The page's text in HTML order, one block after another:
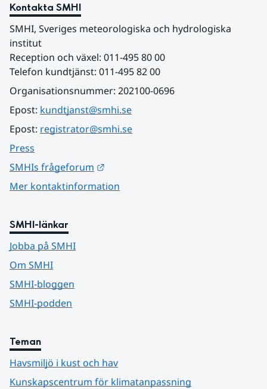
Kontakta SMHI
SMHI, Sveriges meteorologiska och hydrologiska
institut
Reception och växel: 011-495 80 00
Telefon kundtjänst: 011-495 82 00
Organisationsnummer: 202100-0696
Epost: kundtjanst@smhi.se
Epost: registrator@smhi.se
Press
SMHIs frågeforum
Mer kontaktinformation
SMHI-länkar
Jobba på SMHI
Om SMHI
SMHI-bloggen
SMHI-podden
Teman
Havsmiljö i kust och hav
Kunskapscentrum för klimatanpassning